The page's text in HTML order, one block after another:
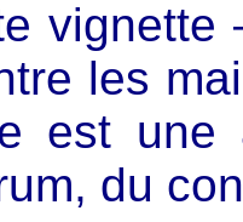
les
est une
du